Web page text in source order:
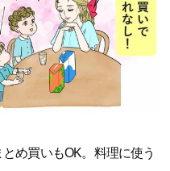
め買いもOK。料理に使う